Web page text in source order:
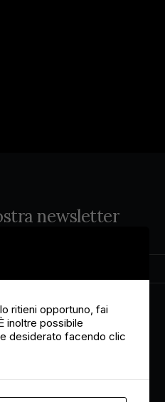
23,00
Fascia
di
prezzo:
da
newsletter
Privacy policy
ritieni opportuno, fai
inoltre possibile
desiderato facendo clic